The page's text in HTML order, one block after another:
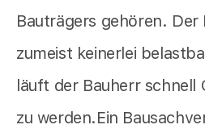
Bauträgers gehören. Der
zumeist keinerlei
läuft der Bauherr
zu werden.Ein